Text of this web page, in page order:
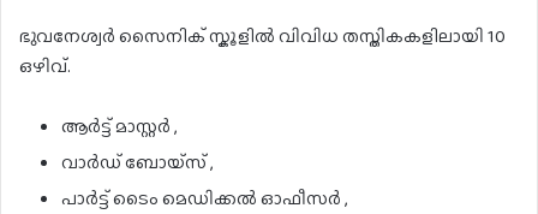
ഭുവനേശ്വർ സൈനിക് സ്കൂളിൽ വിവിധ തസ്തികകളിലായി 10
ഒഴിവ്.
ആർട്ട് മാസ്റ്റർ ,
വാർഡ് ബോയ്സ് ,
പാർട്ട് ടൈം മെഡിക്കൽ ഓഫീസർ ,